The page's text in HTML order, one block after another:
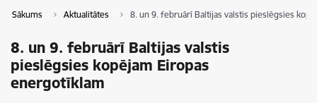
Sākums Aktualitātes 8. un 9. februārī Baltijas valstis pieslēgsies
8. un 9. februārī Baltijas valstis
pieslēgsies kopējam Eiropas
energotīklam